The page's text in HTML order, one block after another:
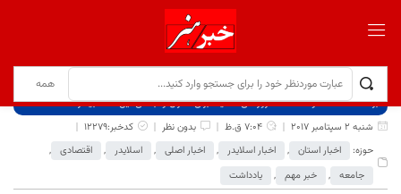
برگ نخست نوشته‌ها
روزهای حمایت برای عمران و آبادانی این ملک بیدار شده
شنبه 2 سپتامبر 2017
7:04 ق.ظ بدون نظر
کدخبر:12279
حوزه:
اخبار استان , اخبار اسلایدر , اخبار اصلی , اسلایدر , اقتصادی ,
جامعه , خبر مهم , یادداشت